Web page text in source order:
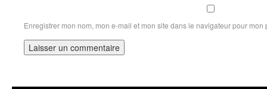
Enregistrer mon nom, mon e-mail et mon site dans le navigateur pour